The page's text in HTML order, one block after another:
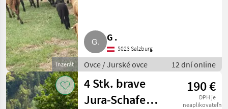
Inzerát
G .
5023 Salzburg
Ovce / Jurské ovce 12 dní online
4 Stk. brave
Jura-Schafe
190 €
DPH je
neaplikovateľné